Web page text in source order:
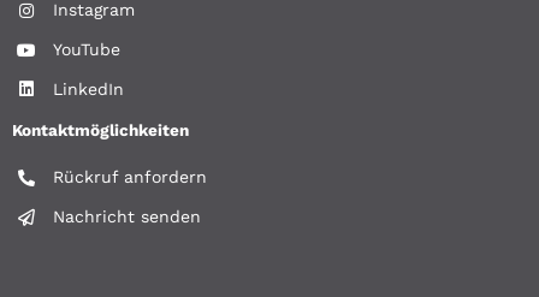
Instagram
YouTube
LinkedIn
Kontaktmöglichkeiten
Rückruf anfordern
Nachricht senden